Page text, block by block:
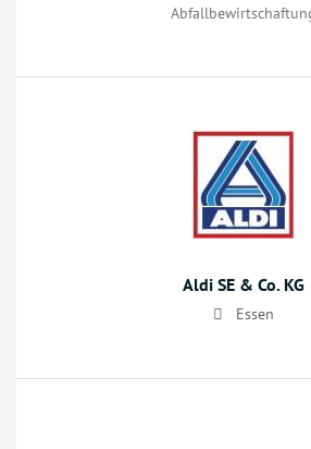
Aldi SE & Co. KG
Essen